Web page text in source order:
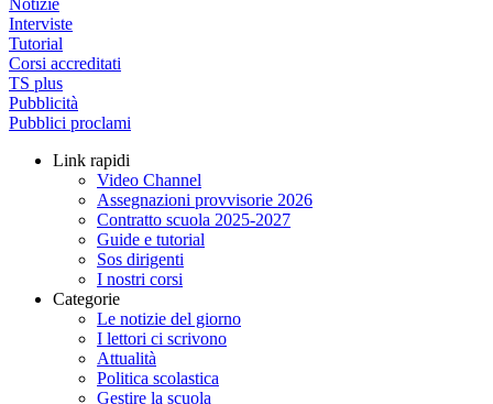
Notizie
Interviste
Tutorial
Corsi accreditati
TS plus
Pubblicità
Pubblici proclami
Link rapidi
Video Channel
Assegnazioni provvisorie 2026
Contratto scuola 2025-2027
Guide e tutorial
Sos dirigenti
I nostri corsi
Categorie
Le notizie del giorno
I lettori ci scrivono
Attualità
Politica scolastica
Gestire la scuola